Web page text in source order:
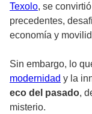
Texolo, se
precedentes,
economía y
Sin embargo, lo
modernidad y la
eco del pasado,
misterio.